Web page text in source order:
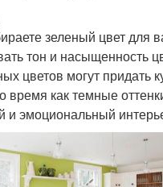
зеленый цвет для
тон и насыщенность
цветов могут придать
время как темные
и эмоциональный